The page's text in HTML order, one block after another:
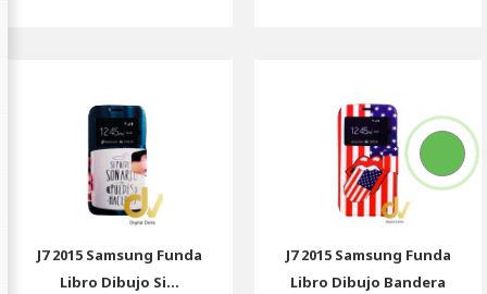
J7 2015 Samsung Funda
Libro Dibujo Si...
J7 2015 Samsung Funda
Libro Dibujo Bandera